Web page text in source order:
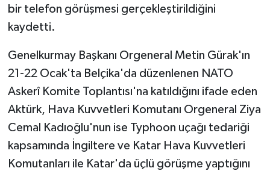
bir telefon görüşmesi gerçekleştirildiğini
kaydetti.
Genelkurmay Başkanı Orgeneral Metin Gürak'ın
21-22 Ocak'ta Belçika'da düzenlenen NATO
Askerî Komite Toplantısı'na katıldığını ifade eden
Aktürk, Hava Kuvvetleri Komutanı Orgeneral Ziya
Cemal Kadıoğlu'nun ise Typhoon uçağı tedariği
kapsamında İngiltere ve Katar Hava Kuvvetleri
Komutanları ile Katar'da üçlü görüşme yaptığını